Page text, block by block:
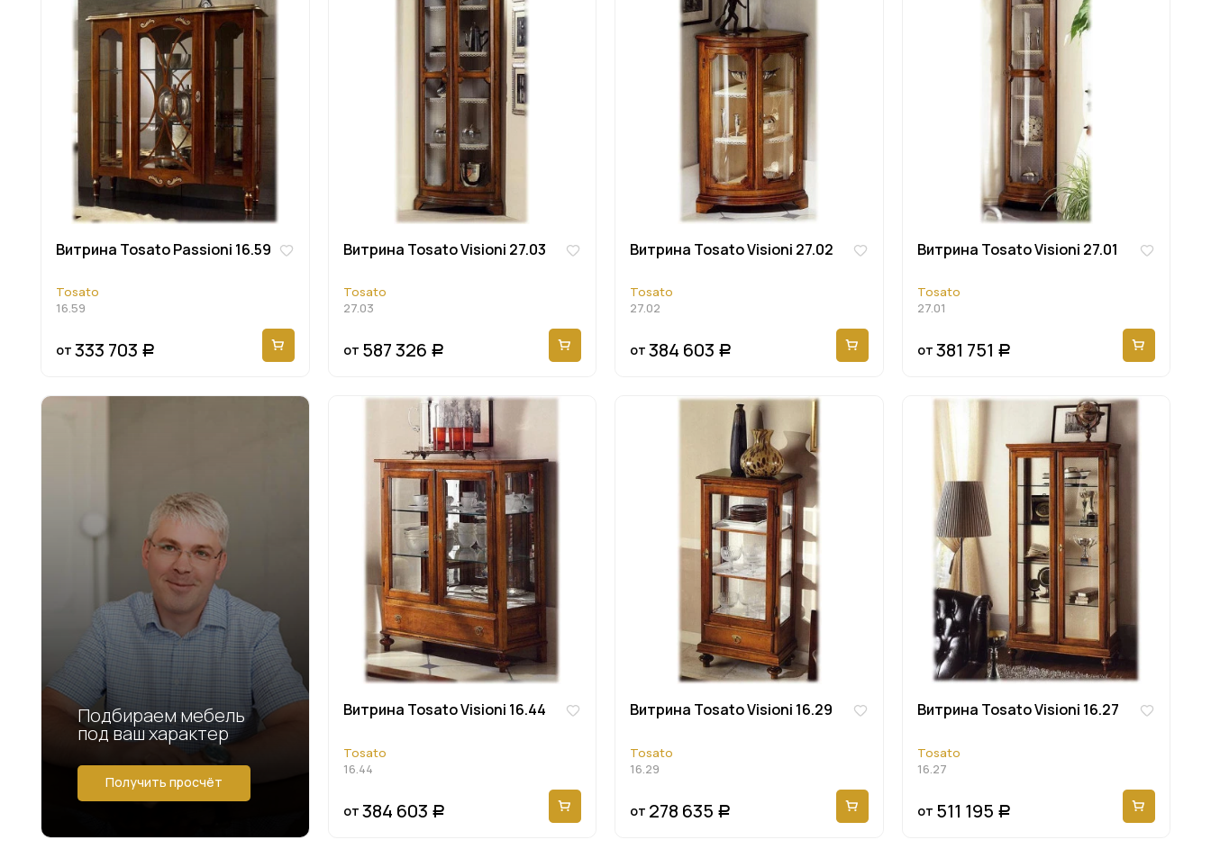
Витрина Tosato Passioni 16.59
Tosato
16.59
от 333 703 Р
Витрина Tosato Visioni 27.03
Tosato
27.03
от 587 326 Р
Витрина Tosato Visioni 27.02
Tosato
27.02
от 384 603 Р
Витрина Tosato Visioni 27.01
Tosato
27.01
от 381 751 Р
Подбираем мебель
под ваш характер
Получить просчёт
Витрина Tosato Visioni 16.44
Tosato
16.44
от 384 603 Р
Витрина Tosato Visioni 16.29
Tosato
16.29
от 278 635 Р
Витрина Tosato Visioni 16.27
Tosato
16.27
от 511 195 Р